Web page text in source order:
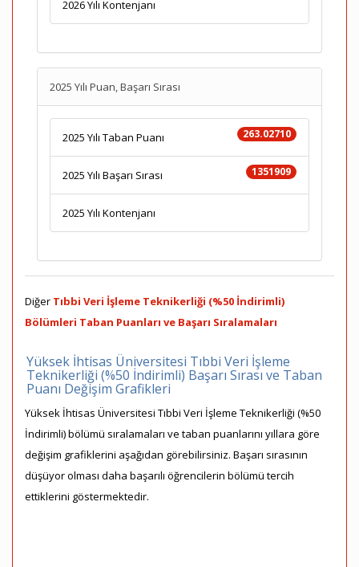
2026 Yılı Kontenjanı
2025 Yılı Puan, Başarı Sırası
263.02710
2025 Yılı Taban Puanı
1351909
2025 Yılı Başarı Sırası
2025 Yılı Kontenjanı
Diğer Tıbbi Veri İşleme Teknikerliği (%50 İndirimli)
Bölümleri Taban Puanları ve Başarı Sıralamaları
Yüksek İhtisas Üniversitesi Tıbbi Veri İşleme
Teknikerliği (%50 İndirimli) Başarı Sırası ve Taban
Puanı Değişim Grafikleri
Yüksek İhtisas Üniversitesi Tıbbi Veri İşleme Teknikerliği (%50
İndirimli) bölümü sıralamaları ve taban puanlarını yıllara göre
değişim grafiklerini aşağıdan görebilirsiniz. Başarı sırasının
düşüyor olması daha başarılı öğrencilerin bölümü tercih
ettiklerini göstermektedir.